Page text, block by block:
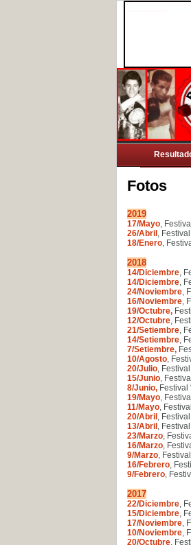
Fotos
2019
17/Mayo,
26/Abril ,
18/Enero,
2018
14/Diciembre,
14/Diciembre,
24/Noviembre,
16/Noviembre,
19/Octubre,
12/Octubre,
21/Setiembre,
14/Setiembre,
7/Setiembre,
10/Agosto,
20/Julio,
15/Junio,
8/Junio, Festival
19/Mayo,
11/Mayo,
20/Abril ,
13/Abril ,
23/Marzo,
16/Marzo,
9/Marzo,
16/Febrero,
9/Febrero,
2017
22/Diciembre,
15/Diciembre,
17/Noviembre,
10/Noviembre,
20/Octubre,